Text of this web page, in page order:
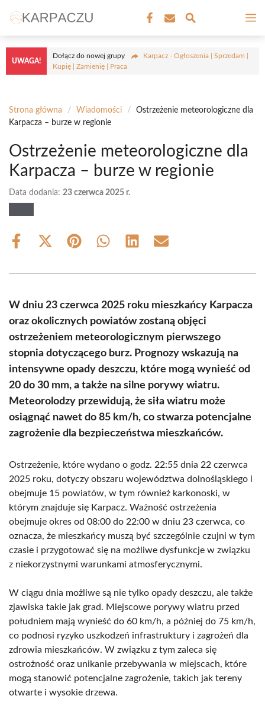
treści
UWAGA!
Dołącz do nowej grupy
Karpacz - Ogłoszenia | Sprzedam |
Kupię | Zamienię | Praca
Strona główna / Wiadomości /
Ostrzeżenie meteorologiczne dla
Karpacza – burze w regionie
Ostrzeżenie meteorologiczne dla
Karpacza – burze w regionie
Data dodania: 23 czerwca 2025 r.
Share
Share
(Twitter)
Share Share Share Share
W dniu 23 czerwca 2025 roku mieszkańcy Karpacza
oraz okolicznych powiatów zostaną objęci
ostrzeżeniem meteorologicznym pierwszego
stopnia dotyczącego burz. Prognozy wskazują na
intensywne opady deszczu, które mogą wynieść od
20 do 30 mm, a także na silne porywy wiatru.
Meteorolodzy przewidują, że siła wiatru może
osiągnąć nawet do 85 km/h, co stwarza potencjalne
zagrożenie dla bezpieczeństwa mieszkańców.
Ostrzeżenie, które wydano o godz. 22:55 dnia 22 czerwca
2025 roku, dotyczy obszaru województwa dolnośląskiego i
obejmuje 15 powiatów, w tym również karkonoski, w
którym znajduje się Karpacz. Ważność ostrzeżenia
obejmuje okres od 08:00 do 22:00 w dniu 23 czerwca, co
oznacza, że mieszkańcy muszą być szczególnie czujni w tym
czasie i przygotować się na możliwe dysfunkcje w związku
z niekorzystnymi warunkami atmosferycznymi.
W ciągu dnia możliwe są nie tylko opady deszczu, ale także
zjawiska takie jak grad. Miejscowe porywy wiatru przed
południem mają wynieść do 60 km/h, a później do 75 km/h,
co podnosi ryzyko uszkodzeń infrastruktury i zagrożeń dla
zdrowia mieszkańców. W związku z tym zaleca się
ostrożność oraz unikanie przebywania w miejscach, które
mogą stanowić potencjalne zagrożenie, takich jak tereny
otwarte i wysokie drzewa.